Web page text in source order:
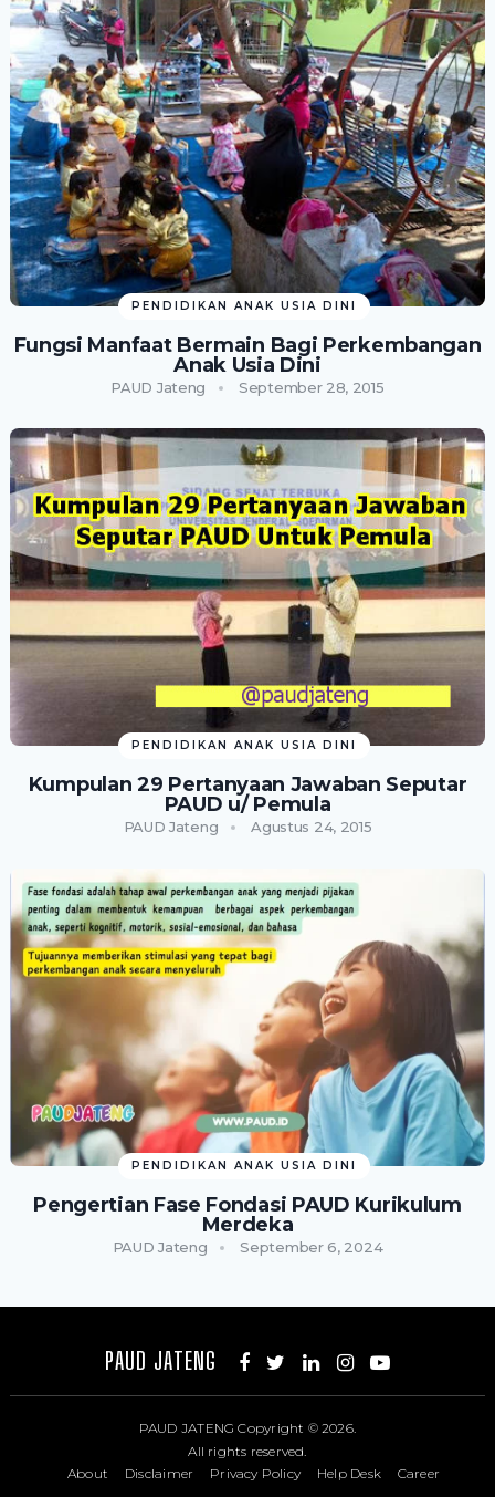
PENDIDIKAN ANAK USIA DINI
Fungsi Manfaat Bermain Bagi Perkembangan
Anak Usia Dini
PAUD Jateng September 28, 2015
PENDIDIKAN ANAK USIA DINI
Kumpulan 29 Pertanyaan Jawaban Seputar
PAUD u/ Pemula
PAUD Jateng Agustus 24, 2015
PENDIDIKAN ANAK USIA DINI
Pengertian Fase Fondasi PAUD Kurikulum
Merdeka
PAUD Jateng September 6, 2024
PAUD JATENG
PAUD JATENG Copyright © 2026.
All rights reserved.
About
Disclaimer Privacy Policy Help Desk Career